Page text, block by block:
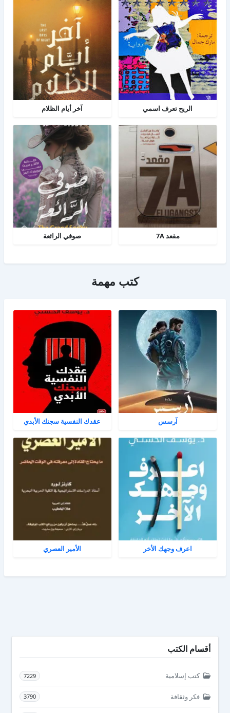
الريح تعرف اسمي آخر أيام الظلام
مقعد 7A صوفي الرائعة
كتب مهمة
آرسس عقدك النفسية سجنك الأبدي
اعرف وجهك الأخر الأمير العصري
أقسام الكتب
كتب إسلامية 7229
فكر وثقافة 3790